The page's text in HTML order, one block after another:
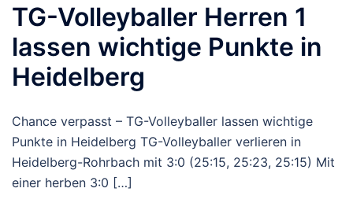
TG-Volleyballer Herren 1
lassen wichtige Punkte in
Heidelberg
Chance verpasst – TG-Volleyballer lassen wichtige
Punkte in Heidelberg TG-Volleyballer verlieren in
Heidelberg-Rohrbach mit 3:0 (25:15, 25:23, 25:15) Mit
einer herben 3:0 […]